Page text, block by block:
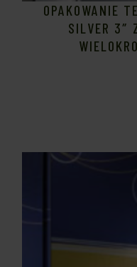
OPAKOWANIE
SILVER 3″